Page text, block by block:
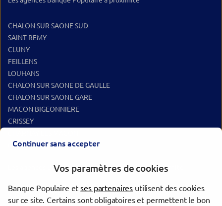
CHALON SUR SAONE SUD
SAINT REMY
CLUNY
FEILLENS
LOUHANS
CHALON SUR SAONE DE GAULLE
CHALON SUR SAONE GARE
MACON BIGEONNIERE
CRISSEY
MONTREVEL EN BRESSE
Les agences Banque Populaire dans les villes à proximité
Chalon-sur-Saône
Continuer sans accepter
Vos paramètres de cookies
Banque Populaire etses partenaires utilisent des cookies
sur ce site. Certains sont obligatoires et permettent le bon